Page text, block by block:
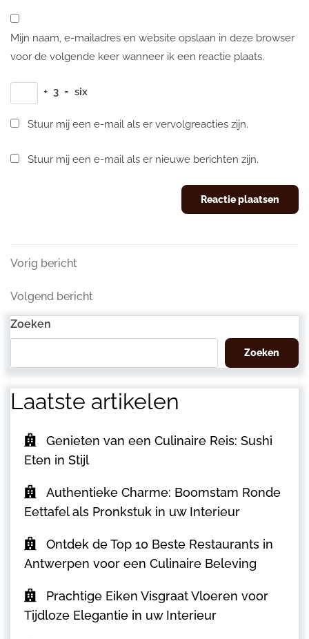
Mijn naam, e-mailadres en website opslaan in deze browser
voor de volgende keer wanneer ik een reactie plaats.
+ 3 = six
Stuur mij een e-mail als er vervolgreacties zijn.
Stuur mij een e-mail als er nieuwe berichten zijn.
Berichtnavigatie
Vorig
Vorig bericht
Volgend
bericht
Volgend bericht
Zoeken
Zoeken
Laatste artikelen
Genieten van een Culinaire Reis: Sushi
Eten in Stijl
Authentieke Charme: Boomstam Ronde
Eettafel als Pronkstuk in uw Interieur
Ontdek de Top 10 Beste Restaurants in
Antwerpen voor een Culinaire Beleving
Prachtige Eiken Visgraat Vloeren voor
Tijdloze Elegantie in uw Interieur